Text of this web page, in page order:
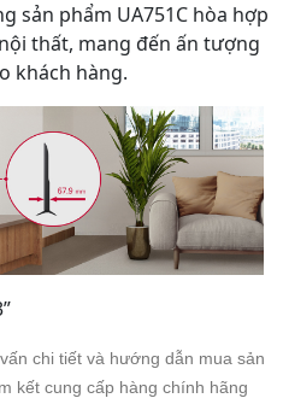
sản phẩm UA751C hòa hợp
thất, mang đến ấn tượng
khách hàng.
chi tiết và hướng dẫn mua sản
kết cung cấp hàng chính hãng